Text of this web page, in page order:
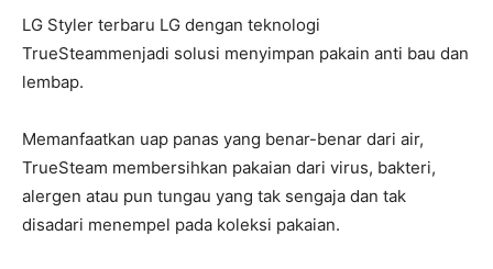
LG Styler terbaru LG dengan teknologi
TrueSteammenjadi solusi menyimpan pakain anti bau dan
lembap.
Memanfaatkan uap panas yang benar-benar dari air,
TrueSteam membersihkan pakaian dari virus, bakteri,
alergen atau pun tungau yang tak sengaja dan tak
disadari menempel pada koleksi pakaian.